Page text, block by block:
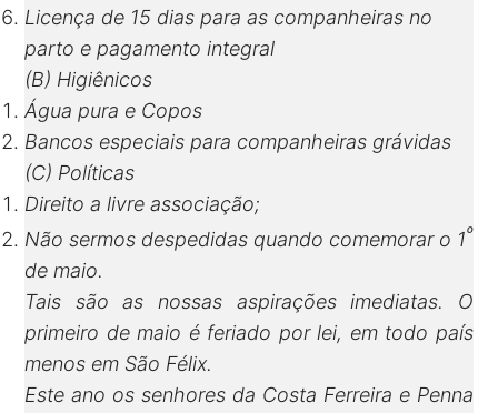
Licença de 15 dias para as companheiras no
parto e pagamento integral
(B) Higiênicos
Água pura e Copos
Bancos especiais para companheiras grávidas
(C) Políticas
Direito a livre associação;
Não sermos despedidas quando comemorar o 1º
de maio.
Tais são as nossas aspirações imediatas. O
primeiro de maio é feriado por lei, em todo país
menos em São Félix.
Este ano os senhores da Costa Ferreira e Penna